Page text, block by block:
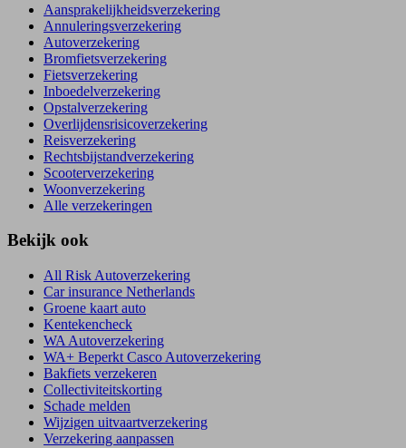
Aansprakelijkheidsverzekering
Annuleringsverzekering
Autoverzekering
Bromfietsverzekering
Fietsverzekering
Inboedelverzekering
Opstalverzekering
Overlijdensrisicoverzekering
Reisverzekering
Rechtsbijstandverzekering
Scooterverzekering
Woonverzekering
Alle verzekeringen
Bekijk ook
All Risk Autoverzekering
Car insurance Netherlands
Groene kaart auto
Kentekencheck
WA Autoverzekering
WA+ Beperkt Casco Autoverzekering
Bakfiets verzekeren
Collectiviteitskorting
Schade melden
Wijzigen uitvaartverzekering
Verzekering aanpassen